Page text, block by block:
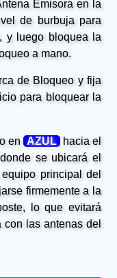
Emisora en la
de burbuja para
y luego bloquea la
a mano.
de Bloqueo y fija
para bloquear la
en AZUL hacia el
se ubicará el
principal del
firmemente a la
lo que evitará
con las antenas del